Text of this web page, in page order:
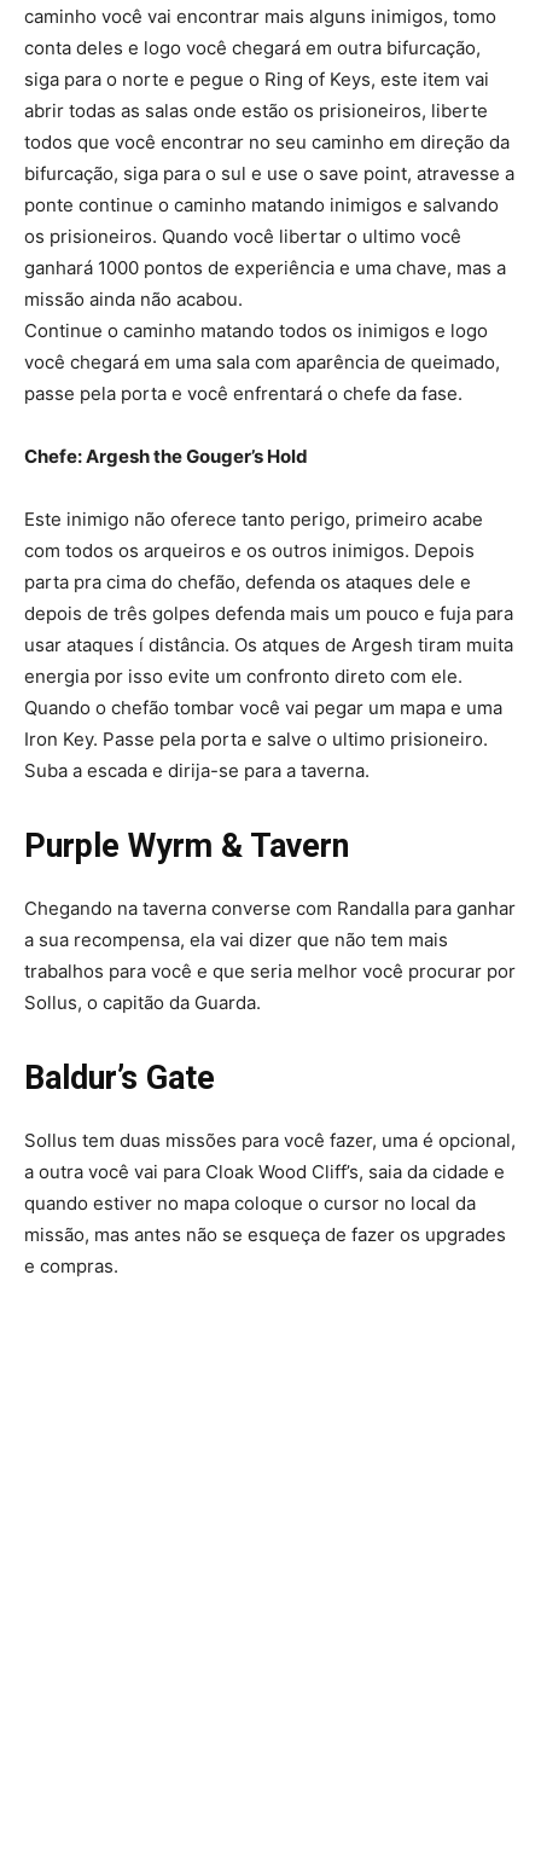
caminho você vai encontrar mais alguns inimigos, tomo
conta deles e logo você chegará em outra bifurcação,
siga para o norte e pegue o Ring of Keys, este item vai
abrir todas as salas onde estão os prisioneiros, liberte
todos que você encontrar no seu caminho em direção da
bifurcação, siga para o sul e use o save point, atravesse a
ponte continue o caminho matando inimigos e salvando
os prisioneiros. Quando você libertar o ultimo você
ganhará 1000 pontos de experiência e uma chave, mas a
missão ainda não acabou.
Continue o caminho matando todos os inimigos e logo
você chegará em uma sala com aparência de queimado,
passe pela porta e você enfrentará o chefe da fase.
Chefe: Argesh the Gouger’s Hold
Este inimigo não oferece tanto perigo, primeiro acabe
com todos os arqueiros e os outros inimigos. Depois
parta pra cima do chefão, defenda os ataques dele e
depois de três golpes defenda mais um pouco e fuja para
usar ataques í distância. Os atques de Argesh tiram muita
energia por isso evite um confronto direto com ele.
Quando o chefão tombar você vai pegar um mapa e uma
Iron Key. Passe pela porta e salve o ultimo prisioneiro.
Suba a escada e dirija-se para a taverna.
Purple Wyrm & Tavern
Chegando na taverna converse com Randalla para ganhar
a sua recompensa, ela vai dizer que não tem mais
trabalhos para você e que seria melhor você procurar por
Sollus, o capitão da Guarda.
Baldur’s Gate
Sollus tem duas missões para você fazer, uma é opcional,
a outra você vai para Cloak Wood Cliff’s, saia da cidade e
quando estiver no mapa coloque o cursor no local da
missão, mas antes não se esqueça de fazer os upgrades
e compras.